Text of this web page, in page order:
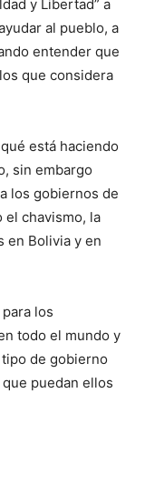
y Libertad” a
al pueblo, a
entender que
que considera
está haciendo
sin embargo
los gobiernos de
el chavismo, la
en Bolivia y en
los
todo el mundo y
de gobierno
puedan ellos